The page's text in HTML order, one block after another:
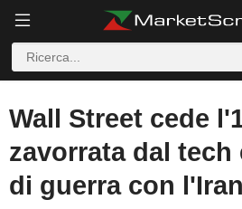
Wall Street cede
zavorrata dal tech
di guerra con l'Iran